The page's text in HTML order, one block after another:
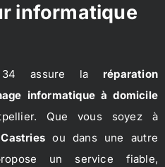
informatique
34 assure la réparation
informatique à domicile
Que vous soyez à
Castries ou dans une autre
un service fiable,